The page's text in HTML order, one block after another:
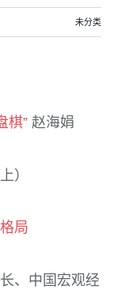
未分类
棋” 赵海娟
）
局
、中国宏观经